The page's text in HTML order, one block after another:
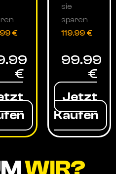
€
€
sie
sparen
119.99 €
99.99
€
Jetzt
Kaufen
WIR?